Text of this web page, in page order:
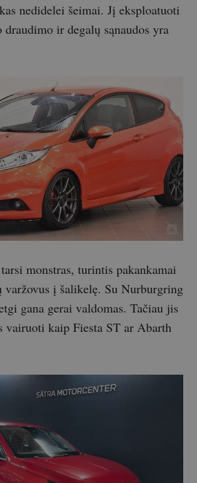
nedidelei šeimai. Jį eksploatuoti
ir degalų sąnaudos yra
monstras, turintis pakankamai
varžovus į šalikelę. Su Nurburgring
gana gerai valdomas. Tačiau jis
vairuoti kaip Fiesta ST ar Abarth